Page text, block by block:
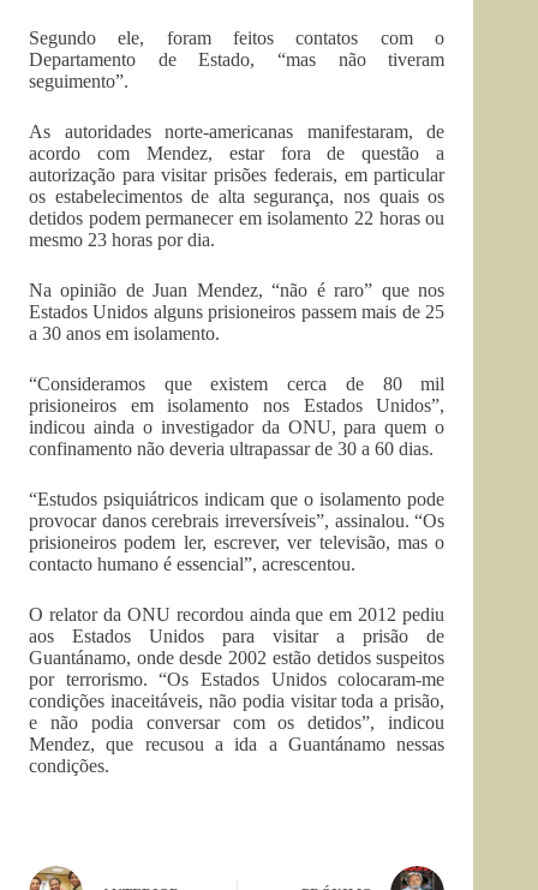
Segundo ele, foram feitos contatos com o
Departamento de Estado, “mas não tiveram
seguimento”.
As autoridades norte-americanas manifestaram, de
acordo com Mendez, estar fora de questão a
autorização para visitar prisões federais, em particular
os estabelecimentos de alta segurança, nos quais os
detidos podem permanecer em isolamento 22 horas ou
mesmo 23 horas por dia.
Na opinião de Juan Mendez, “não é raro” que nos
Estados Unidos alguns prisioneiros passem mais de 25
a 30 anos em isolamento.
“Consideramos que existem cerca de 80 mil
prisioneiros em isolamento nos Estados Unidos”,
indicou ainda o investigador da ONU, para quem o
confinamento não deveria ultrapassar de 30 a 60 dias.
“Estudos psiquiátricos indicam que o isolamento pode
provocar danos cerebrais irreversíveis”, assinalou. “Os
prisioneiros podem ler, escrever, ver televisão, mas o
contacto humano é essencial”, acrescentou.
O relator da ONU recordou ainda que em 2012 pediu
aos Estados Unidos para visitar a prisão de
Guantánamo, onde desde 2002 estão detidos suspeitos
por terrorismo. “Os Estados Unidos colocaram-me
condições inaceitáveis, não podia visitar toda a prisão,
e não podia conversar com os detidos”, indicou
Mendez, que recusou a ida a Guantánamo nessas
condições.